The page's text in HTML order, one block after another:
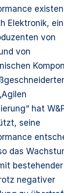
Elektronik,
von
von
hat
seine
das
bestehender
negativer